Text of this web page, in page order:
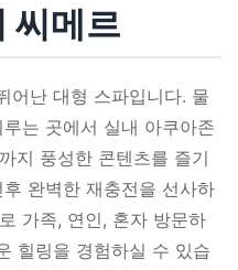
씨메르
어난 대형 스파입니다. 물
는 곳에서 실내 아쿠아존
지 풍성한 콘텐츠를 즐기
완벽한 재충전을 선사하
가족, 연인, 혼자 방문하
힐링을 경험하실 수 있습